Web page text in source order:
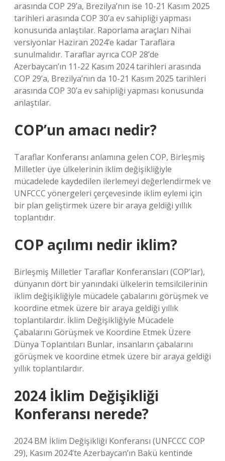
arasında COP 29’a, Brezilya’nın ise 10-21 Kasım 2025
tarihleri ​​arasında COP 30’a ev sahipliği yapması
konusunda anlaştılar. Raporlama araçları Nihai
versiyonlar Haziran 2024’e kadar Taraflara
sunulmalıdır. Taraflar ayrıca COP 28’de
Azerbaycan’ın 11-22 Kasım 2024 tarihleri ​​arasında
COP 29’a, Brezilya’nın da 10-21 Kasım 2025 tarihleri ​​
arasında COP 30’a ev sahipliği yapması konusunda
anlaştılar.
COP’un amacı nedir?
Taraflar Konferansı anlamına gelen COP, Birleşmiş
Milletler üye ülkelerinin iklim değişikliğiyle
mücadelede kaydedilen ilerlemeyi değerlendirmek ve
UNFCCC yönergeleri çerçevesinde iklim eylemi için
bir plan geliştirmek üzere bir araya geldiği yıllık
toplantıdır.
COP açılımı nedir iklim?
Birleşmiş Milletler Taraflar Konferansları (COP’lar),
dünyanın dört bir yanındaki ülkelerin temsilcilerinin
iklim değişikliğiyle mücadele çabalarını görüşmek ve
koordine etmek üzere bir araya geldiği yıllık
toplantılardır. İklim Değişikliğiyle Mücadele
Çabalarını Görüşmek ve Koordine Etmek Üzere
Dünya Toplantıları Bunlar, insanların çabalarını
görüşmek ve koordine etmek üzere bir araya geldiği
yıllık toplantılardır.
2024 İklim Değişikliği
Konferansı nerede?
2024 BM İklim Değişikliği Konferansı (UNFCCC COP
29), Kasım 2024’te Azerbaycan’ın Bakü kentinde